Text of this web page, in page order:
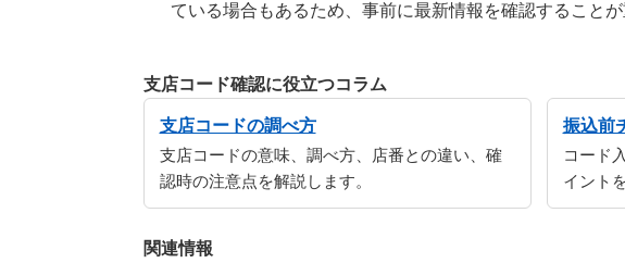
ている場合もあるため、事前に最新情報を確認することが
支店コード確認に役立つコラム
支店コードの調べ方
支店コードの意味、調べ方、店番との違い、確
認時の注意点を解説します。
振込前
コード
イント
関連情報